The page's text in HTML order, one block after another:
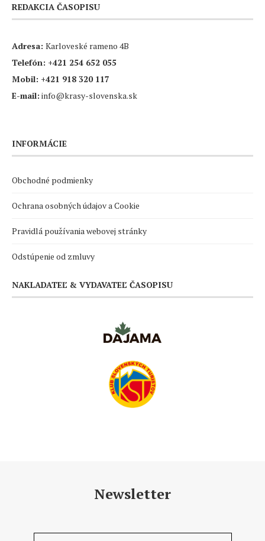
REDAKCIA ČASOPISU
Adresa: Karloveské rameno 4B
Telefón: +421 254 652 055
Mobil: +421 918 320 117
E-mail: info@krasy-slovenska.sk
INFORMÁCIE
Obchodné podmienky
Ochrana osobných údajov a Cookie
Pravidlá používania webovej stránky
Odstúpenie od zmluvy
NAKLADATEĽ & VYDAVATEĽ ČASOPISU
Newsletter